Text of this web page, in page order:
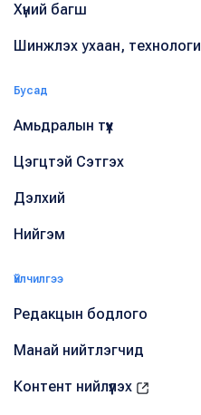
Хүний багш
Шинжлэх ухаан, технологи
Бусад
Амьдралын түүх
Цэгцтэй Сэтгэх
Дэлхий
Нийгэм
Үйлчилгээ
Редакцын бодлого
Манай нийтлэгчид
Контент нийлүүлэх